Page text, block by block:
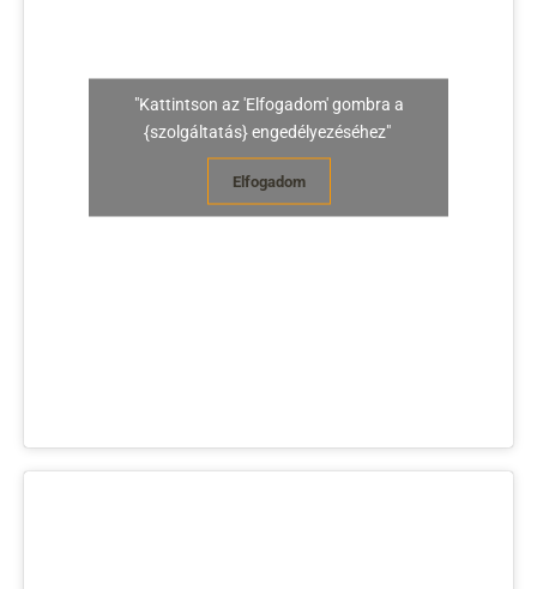
"Kattintson az 'Elfogadom' gombra a
{szolgáltatás} engedélyezéséhez"
Elfogadom